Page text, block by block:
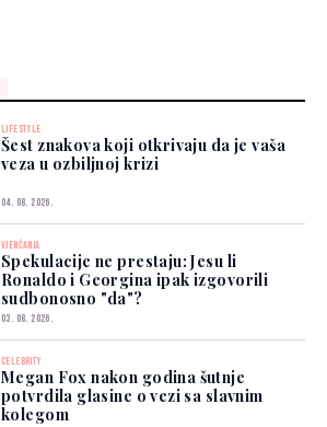
LIFESTYLE
Šest znakova koji otkrivaju da je vaša
veza u ozbiljnoj krizi
04. 08. 2026.
VJENČANJA
Spekulacije ne prestaju: Jesu li
Ronaldo i Georgina ipak izgovorili
sudbonosno "da"?
03. 08. 2026.
CELEBRITY
Megan Fox nakon godina šutnje
potvrdila glasine o vezi sa slavnim
kolegom